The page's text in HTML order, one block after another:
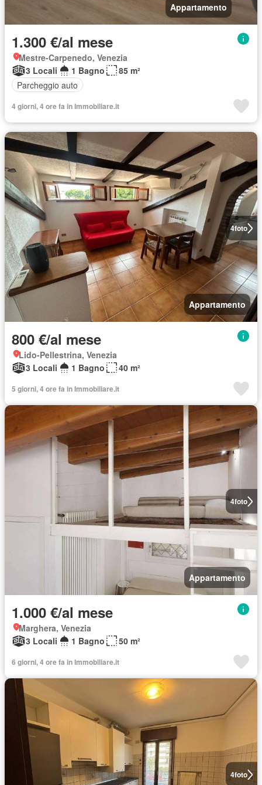
Appartamento
1.300 €/al mese
Mestre-Carpenedo, Venezia
3 Locali
1 Bagno
85 m²
Parcheggio auto
4 giorni, 4 ore fa in Immobiliare.it
4foto
Appartamento
800 €/al mese
Lido-Pellestrina, Venezia
3 Locali
1 Bagno 40 m²
5 giorni, 4 ore fa in Immobiliare.it
4foto
Appartamento
1.000 €/al mese
Marghera, Venezia
3 Locali
1 Bagno 50 m²
6 giorni, 4 ore fa in Immobiliare.it
4foto